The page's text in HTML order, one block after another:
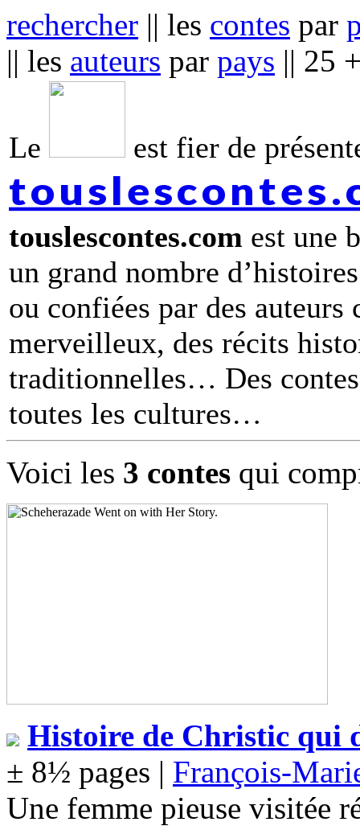
rechercher || les contes par
|| les auteurs par pays || 25
Le est fier de
touslescontes.com est une
un grand nombre
ou confiées par des
merveilleux, des récits
traditionnelles… Des
toutes les cultures
Voici les 3 contes qui
Histoire de Christic qui
± 8½ pages | François-
Une femme pieuse visitée